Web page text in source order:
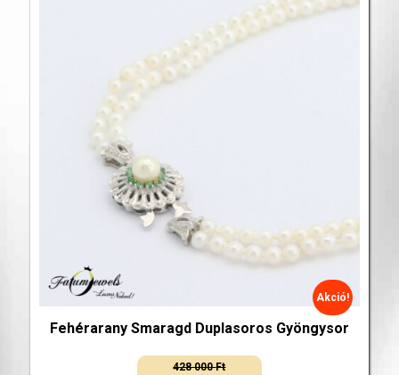
Fehérarany Smaragd Duplasoros Gyöngysor
428 000Ft
Akció!